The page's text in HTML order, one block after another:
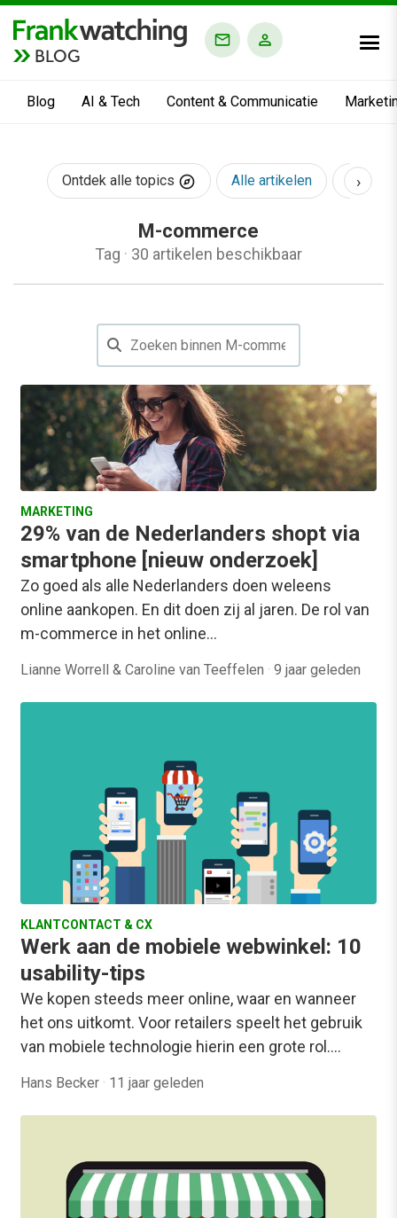
BLOG
Blog AI & Tech Content & Communicatie
Ontdek alle topics Alle artikelen AI &
›
M-commerce
Tag · 30 artikelen beschikbaar
MARKETING
29% van de Nederlanders shopt via
smartphone [nieuw onderzoek]
Zo goed als alle Nederlanders doen weleens
online aankopen. En dit doen zij al jaren. De rol van
m-commerce in het online…
Lianne Worrell & Caroline van Teeffelen · 9 jaar geleden
KLANTCONTACT & CX
Werk aan de mobiele webwinkel: 10
usability-tips
We kopen steeds meer online, waar en wanneer
het ons uitkomt. Voor retailers speelt het gebruik
van mobiele technologie hierin een grote rol.…
Hans Becker · 11 jaar geleden